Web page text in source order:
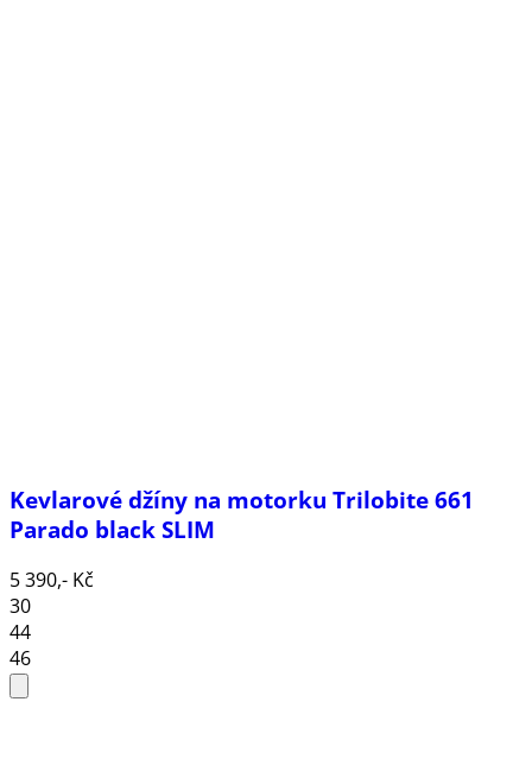
Kevlarové džíny na motorku Trilobite 661
Parado black SLIM
5 390,- Kč
30
44
46